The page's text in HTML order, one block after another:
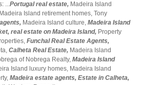
...Portugal real estate, Madeira Island
Madeira Island retirement homes, Tony
Madeira Island culture, Madeira Island
real estate on Madeira Island, Property
Funchal Real Estate Agents,
Calheta Real Estate, Madeira Island
of Nobrega Realty, Madeira Island
Island luxury homes, Madeira Island
Madeira estate agents, Estate in Calheta,